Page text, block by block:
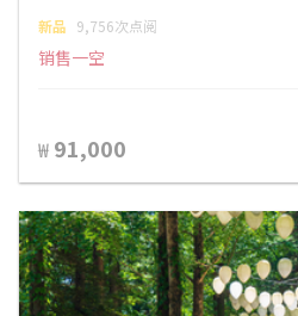
新品 9,756次点阅
销售一空
₩ 91,000